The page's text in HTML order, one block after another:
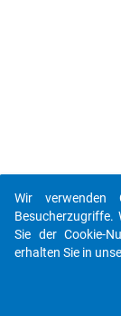
Wir verwenden
Besucherzugriffe.
Sie der Cookie-
erhalten Sie in